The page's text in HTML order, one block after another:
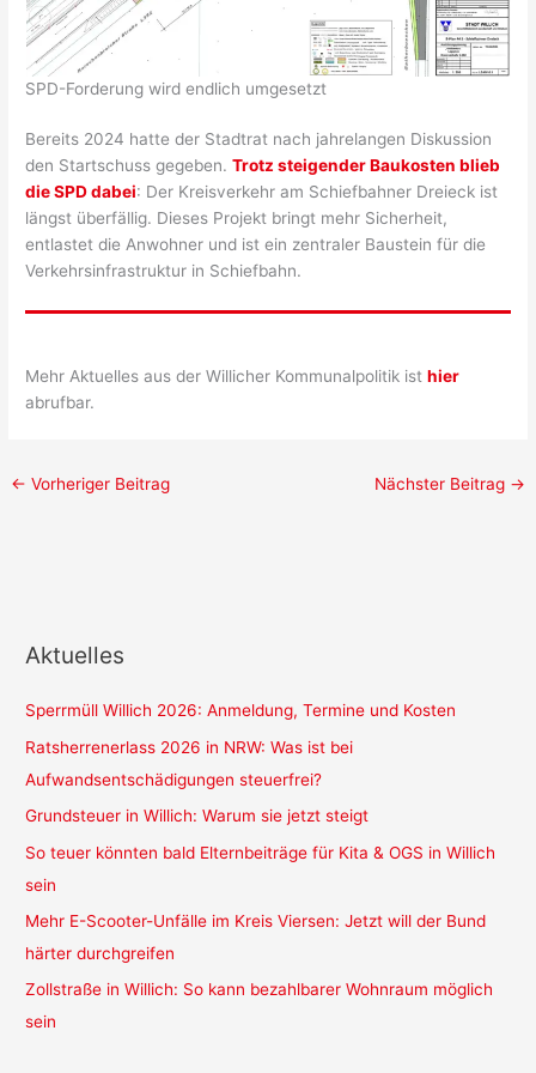
SPD-Forderung wird endlich umgesetzt
Bereits 2024 hatte der Stadtrat nach jahrelangen Diskussion
den Startschuss gegeben.Trotz steigender Baukosten blieb
die SPD dabei: Der Kreisverkehr am Schiefbahner Dreieck ist
längst überfällig. Dieses Projekt bringt mehr Sicherheit,
entlastet die Anwohner und ist ein zentraler Baustein für die
Verkehrsinfrastruktur in Schiefbahn.
Mehr Aktuelles aus der Willicher Kommunalpolitik isthier
abrufbar.
← Vorheriger Beitrag Nächster Beitrag →
Aktuelles
Sperrmüll Willich 2026: Anmeldung, Termine und Kosten
Ratsherrenerlass 2026 in NRW: Was ist bei
Aufwandsentschädigungen steuerfrei?
Grundsteuer in Willich: Warum sie jetzt steigt
So teuer könnten bald Elternbeiträge für Kita & OGS in Willich
sein
Mehr E-Scooter-Unfälle im Kreis Viersen: Jetzt will der Bund
härter durchgreifen
Zollstraße in Willich: So kann bezahlbarer Wohnraum möglich
sein